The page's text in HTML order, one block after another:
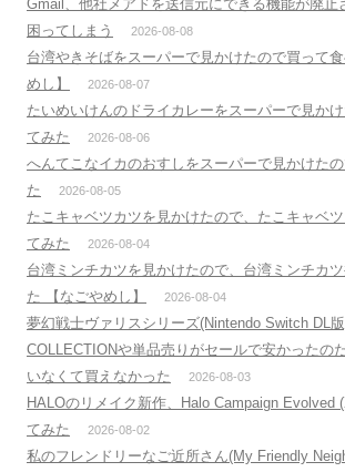
Gmail、他社メアドを送信元にできる機能が廃止
困ってしまう
2026-08-08
台湾やきそばをスーパーで見かけたので買って
めし】
2026-08-07
たいめいけんのドライカレーをスーパーで見か
てみた
2026-08-06
へんてこなイカのおすしをスーパーで見かけた
た
2026-08-05
たこキャベツカツを見かけたので、たこキャベ
てみた
2026-08-04
台湾ミンチカツを見かけたので、台湾ミンチカ
た 【なごやめし】
2026-08-04
夢幻戦士ヴァリスシリーズ(Nintendo Switch DL
COLLECTIONや単品売りがセールで安かったの
いなくて買えなかった
2026-08-03
HALOのリメイク新作、Halo Campaign Evolved
てみた
2026-08-02
私のフレンドリーなご近所さん(My Friendly